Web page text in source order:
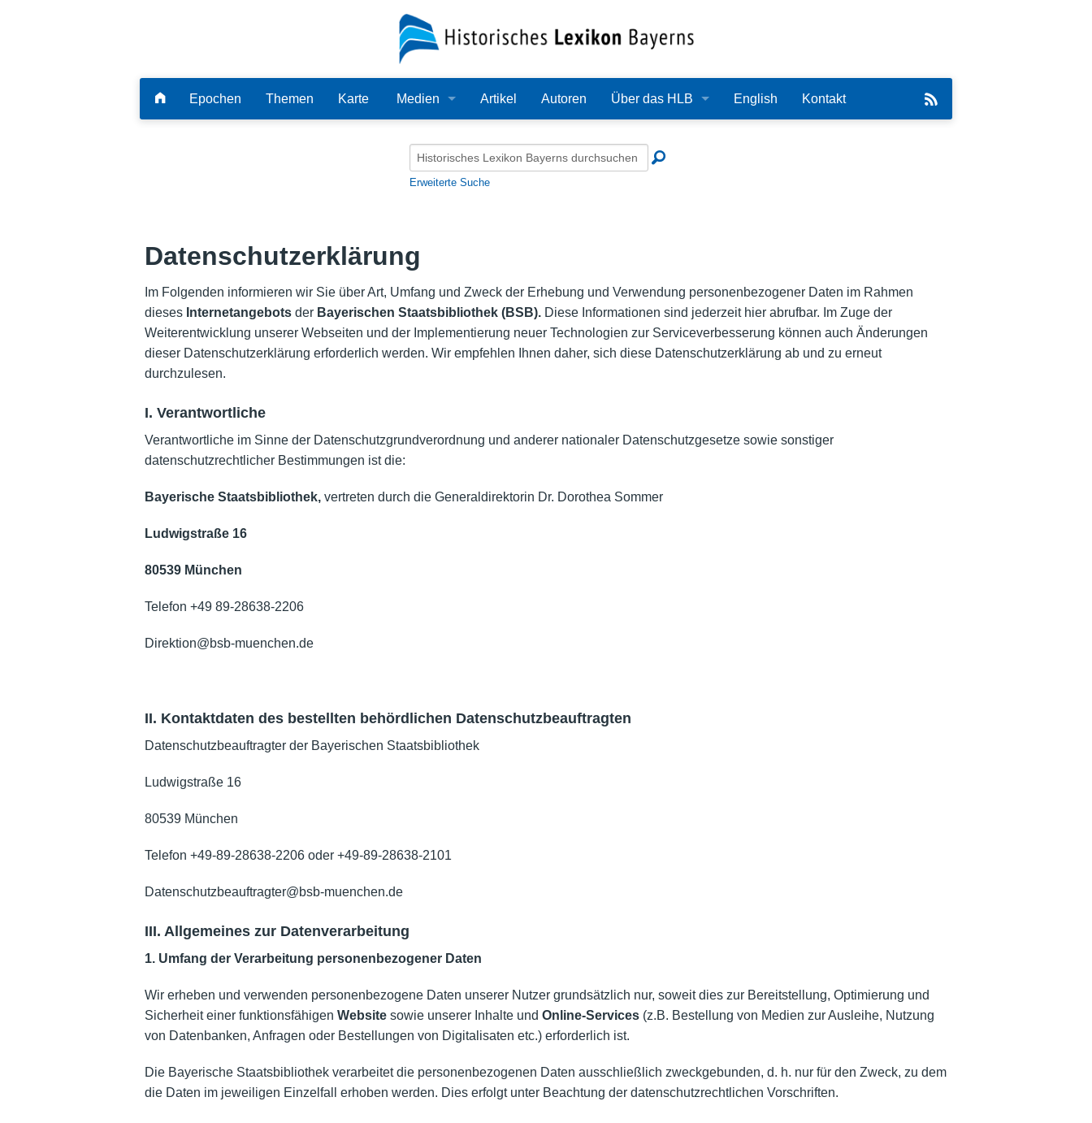
Epochen Themen Karte Medien
Audio
Artikel Autoren Über das HLB
Redaktion
Zehn Jahre HLB
Häufige Fragen
English Kontakt
Erweiterte Suche
Datenschutzerklärung
Im Folgenden informieren wir Sie über Art, Umfang und Zweck der Erhebung und Verwendung personenbezogener Daten im Rahmen
dieses Internetangebots der Bayerischen Staatsbibliothek (BSB).Diese Informationen sind jederzeit hier abrufbar. Im Zuge der
Weiterentwicklung unserer Webseiten und der Implementierung neuer Technologien zur Serviceverbesserung können auch Änderungen
dieser Datenschutzerklärung erforderlich werden. Wir empfehlen Ihnen daher, sich diese Datenschutzerklärung ab und zu erneut
durchzulesen.
I. Verantwortliche
Verantwortliche im Sinne der Datenschutzgrundverordnung und anderer nationaler Datenschutzgesetze sowie sonstiger
datenschutzrechtlicher Bestimmungen ist die:
Bayerische Staatsbibliothek, vertreten durch die Generaldirektorin Dr. Dorothea Sommer
Ludwigstraße 16
80539 München
Telefon +49 89-28638-2206
Direktion@bsb-muenchen.de
II. Kontaktdaten des bestellten behördlichen Datenschutzbeauftragten
Datenschutzbeauftragter der Bayerischen Staatsbibliothek
Ludwigstraße 16
80539 München
Telefon +49-89-28638-2206 oder +49-89-28638-2101
Datenschutzbeauftragter@bsb-muenchen.de
III. Allgemeines zur Datenverarbeitung
1. Umfang der Verarbeitung personenbezogener Daten
Wir erheben und verwenden personenbezogene Daten unserer Nutzer grundsätzlich nur, soweit dies zur Bereitstellung, Optimierung und
Sicherheit einer funktionsfähigen Website sowie unserer Inhalte und Online-Services(z.B. Bestellung von Medien zur Ausleihe, Nutzung
von Datenbanken, Anfragen oder Bestellungen von Digitalisaten etc.) erforderlich ist.
Die Bayerische Staatsbibliothek verarbeitet die personenbezogenen Daten ausschließlich zweckgebunden, d. h. nur für den Zweck, zu dem
die Daten im jeweiligen Einzelfall erhoben werden. Dies erfolgt unter Beachtung der datenschutzrechtlichen Vorschriften.